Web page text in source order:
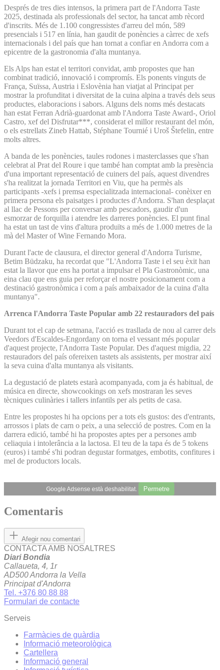
Després de tres dies intensos, la primera part de l'Andorra Taste
2025, destinada als professionals del sector, ha tancat amb rècord
d'inscrits. Més de 1.100 congressistes d'arreu del món, 589
presencials i 517 en línia, han gaudit de ponències a càrrec de xefs
internacionals i del país que han tornat a confiar en Andorra com a
epicentre de la gastronomia d'alta muntanya.
Els Alps han estat el territori convidat, amb propostes que han
combinat tradició, innovació i compromís. Els ponents vinguts de
França, Suïssa, Austria i Eslovènia han viatjat al Principat per
mostrar la profunditat i diversitat de la cuina alpina a través dels seus
productes, elaboracions i sabors. Alguns dels noms més destacats
han estat Ferran Adrià-guardonat amb l'Andorra Taste Award-, Oriol
Castro, xef del Disfrutar***, considerat el millor restaurant del món,
o els estrellats Zineb Hattab, Stéphane Tournié i Uroš Štefelin, entre
molts altres.
A banda de les ponències, taules rodones i masterclasses que s'han
celebrat al Prat del Roure i que també han comptat amb la presència
d'una important representació de cuiners del país, aquest divendres
s'ha realitzat la jornada Territori en Viu, que ha permès als
participants -xefs i premsa especialitzada internacional- conèixer en
primera persona els paisatges i productes d'Andorra. S'han desplaçat
al llac de Pessons per conversar amb pescadors, gaudir d'un
esmorzar de forquilla i atendre les darreres ponències. El punt final
ha estat un tast de vins d'altura produïts a més de 1.000 metres de la
mà del Master of Wine Fernando Mora.
Durant l'acte de clausura, el director general d'Andorra Turisme,
Betim Büdzaku, ha recordat que "L'Andorra Taste i el seu èxit han
estat la llavor que ens ha portat a impulsar el Pla Gastronòmic, una
eina clau que ens guia per reforçar el nostre posicionament com a
destinació gastronòmica i com a país ambaixador de la cuina d'alta
muntanya".
Arrenca l'Andorra Taste Popular amb 22 restauradors del país
Durant tot el cap de setmana, l'acció es trasllada de nou al carrer dels
Veedors d'Escaldes-Engordany on torna el vessant més popular
d'aquest projecte, l'Andorra Taste Popular. Des d'aquest migdia, 22
restauradors del país ofereixen tastets als assistents, per mostrar així
la seva cuina d'alta muntanya als visitants.
La degustació de platets estarà acompanyada, com ja és habitual, de
música en directe, showcookings on xefs mostraran les seves
tècniques culinàries i tallers infantils per als petits de casa.
Entre les propostes hi ha opcions per a tots els gustos: des d'entrants,
arrossos i plats de carn o peix, a una selecció de postres. Com en la
darrera edició, també hi ha propostes aptes per a persones amb
celiaquia i intolerância a la lactosa. El teu de la tapa és de 5 tokens
(euros) i també s'hi podran degustar formatges, embotits, confitures i
mel de productors locals.
Google Adsense està deshabilitat. Permetre
Comentaris
Afegir nou comentari
CONTACTA AMB NOSALTRES
Diari Bondia
Callaueta, 4, 1r
AD500 Andorra la Vella
Principat d'Andorra
Tel. +376 80 88 88
Formulari de contacte
Serveis
Farmàcies de guàrdia
Informació meteorològica
Cartellera
Informació general